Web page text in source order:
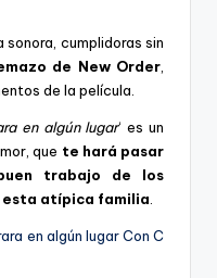
cumplidoras sin
de New Order
de la película.
en algún lugar‘ es un
que te hará pasar
trabajo de los
atípica familia